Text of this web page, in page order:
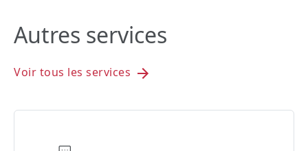
Autres services
Voir tous les services